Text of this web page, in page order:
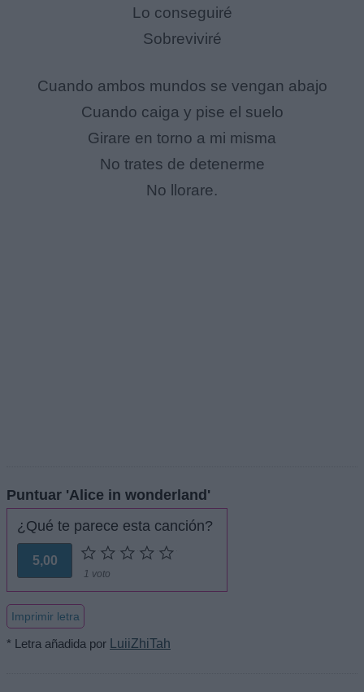
Lo conseguiré
Sobreviviré
Cuando ambos mundos se vengan abajo
Cuando caiga y pise el suelo
Girare en torno a mi misma
No trates de detenerme
No llorare.
Puntuar 'Alice in wonderland'
¿Qué te parece esta canción?
5,00
1 voto
Imprimir letra
* Letra añadida por LuiiZhiTah